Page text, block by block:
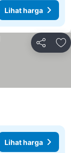
Lihat harga
Bagikan
Lihat harga